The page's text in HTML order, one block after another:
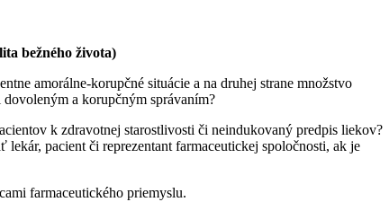
bežného života)
amorálne-korupčné situácie a na druhej strane množstvo
a korupčným správaním?
k zdravotnej starostlivosti či neindukovaný predpis liekov?
pacient či reprezentant farmaceutickej spoločnosti, ak je
farmaceutického priemyslu.